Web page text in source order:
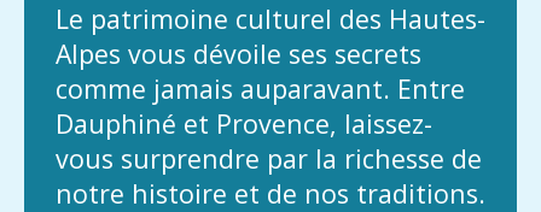
Le patrimoine culturel des Hautes-
Alpes vous dévoile ses secrets
comme jamais auparavant. Entre
Dauphiné et Provence, laissez-
vous surprendre par la richesse de
notre histoire et de nos traditions.